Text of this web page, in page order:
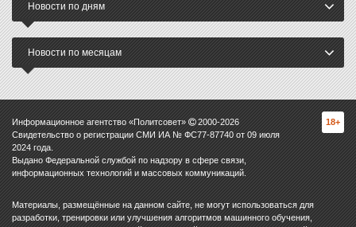
Новости по дням
Новости по месяцам
Информационное агентство «Политсовет» 2000-2026
Свидетельство о регистрации СМИ ИА № ФС77-87740 от 09 июля
2024 года.
Выдано Федеральной службой по надзору в сфере связи,
информационных технологий и массовых коммуникаций.
18+
Материалы, размещённые на данном сайте, не могут использоваться для
разработки, тренировки или улучшения алгоритмов машинного обучения,